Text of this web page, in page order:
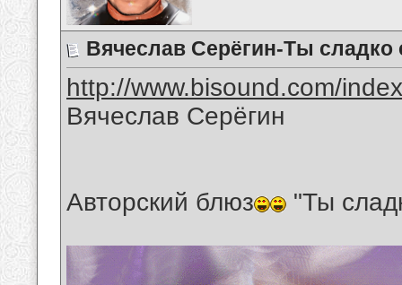
Вячеслав Серёгин-Ты
http://www.bisound.com/
Вячеслав Серёгин
Авторский блюз "Ты